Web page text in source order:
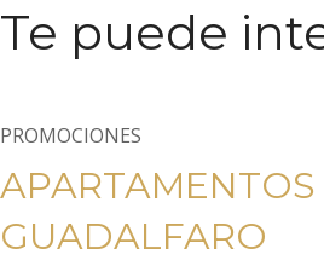
Te puede
PROMOCIONES
APARTAMENTOS
GUADALFARO